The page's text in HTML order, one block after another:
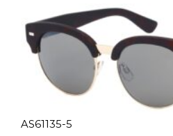
AS61135-5